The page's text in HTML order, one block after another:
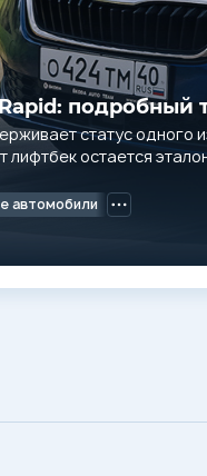
подробный
статус
остается
автомобили